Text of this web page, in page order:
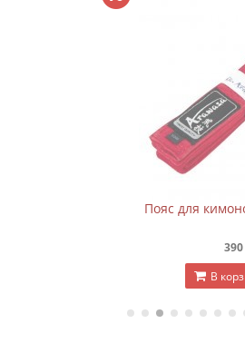
Пояс для кимоно
480 р.
В корзину